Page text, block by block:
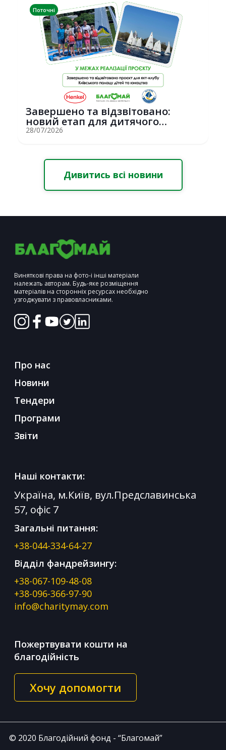
Поточні
Завершено та відзвітовано:
новий етап для дитячого
вітрильного спор...
28/07/2026
Дивитись всі новини
Виняткові права на фото-і інші матеріали
належать авторам. Будь-яке розміщення
матеріалів на сторонніх ресурсах необхідно
узгоджувати з правовласниками.
Про нас
Новини
Тендери
Програми
Звіти
Наші контакти:
Україна, м.Київ, вул.Предславинська
57, офіс 7
Загальні питання:
+38-044-334-64-27
Відділ фандрейзингу:
+38-067-109-48-08
+38-096-366-97-90
info@charitymay.com
Пожертвувати кошти на
благодійність
Хочу допомогти
© 2020 Благодійний фонд - “Благомай”